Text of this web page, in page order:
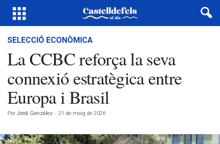
SELECCIÓ ECONÒMICA
La CCBC reforça la seva
connexió estratègica entre
Europa i Brasil
Por Jordi González - 21 de maig de 2026